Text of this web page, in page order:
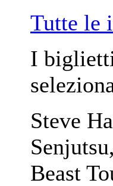
Tutte le
I
Steve
Beast